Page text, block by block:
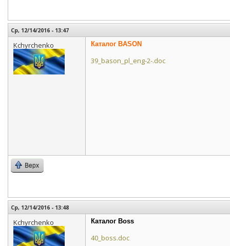
Ср, 12/14/2016 - 13:47
Kchyrchenko Каталог BASON
39_bason_pl_eng-2-.doc
Верх
Ср, 12/14/2016 - 13:48
Kchyrchenko Каталог Boss
40_boss.doc